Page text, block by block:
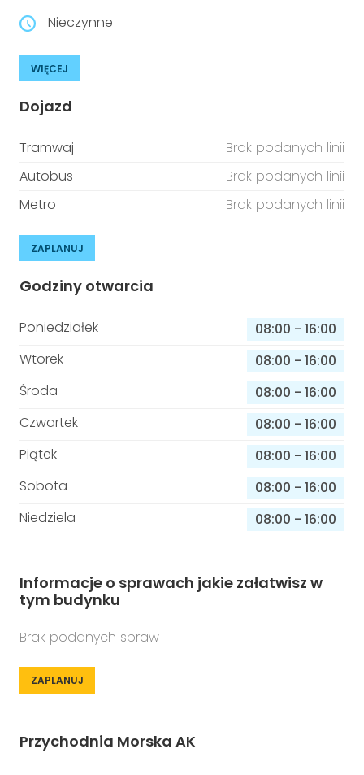
Nieczynne
WIĘCEJ
Dojazd
Tramwaj
Brak podanych linii
Autobus
Brak podanych linii
Metro
Brak podanych linii
ZAPLANUJ
Godziny otwarcia
Poniedziałek 08:00 - 16:00
Wtorek
08:00 - 16:00
Środa
08:00 - 16:00
Czwartek
08:00 - 16:00
Piątek
08:00 - 16:00
Sobota
08:00 - 16:00
Niedziela
08:00 - 16:00
Informacje o sprawach jakie załatwisz w
tym budynku
Brak podanych spraw
ZAPLANUJ
Przychodnia Morska AK